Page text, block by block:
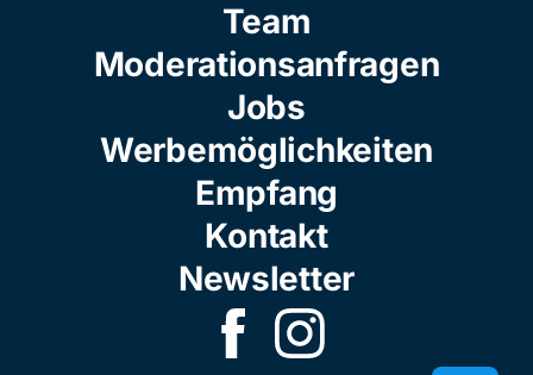
Team
Moderationsanfragen
Jobs
Werbemöglichkeiten
Empfang
Kontakt
Newsletter